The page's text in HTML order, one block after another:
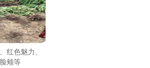
红色魅力、
颊等